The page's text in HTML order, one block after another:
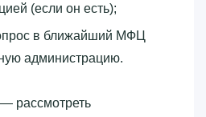
(если он есть);
в ближайший МФЦ
администрацию.
рассмотреть